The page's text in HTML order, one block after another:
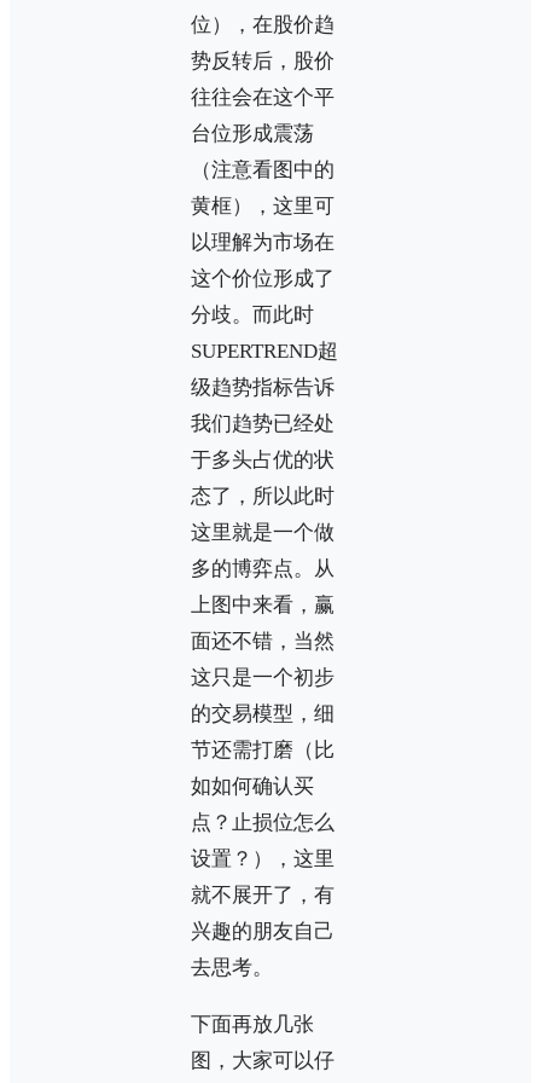
位），在股价趋
势反转后，股价
往往会在这个平
台位形成震荡
（注意看图中的
黄框），这里可
以理解为市场在
这个价位形成了
分歧。而此时
SUPERTREND超
级趋势指标告诉
我们趋势已经处
于多头占优的状
态了，所以此时
这里就是一个做
多的博弈点。从
上图中来看，赢
面还不错，当然
这只是一个初步
的交易模型，细
节还需打磨（比
如如何确认买
点？止损位怎么
设置？），这里
就不展开了，有
兴趣的朋友自己
去思考。
下面再放几张
图，大家可以仔